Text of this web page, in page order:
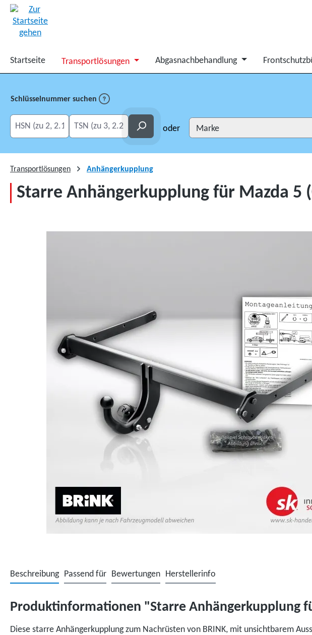
Startseite Transportlösungen Abgasnachbehandlung
Schlüsselnummer suchen
HSN eingeben
TSN eingeben Suchen oder
Transportlösungen Anhängerkupplung
Starre Anhängerkupplung für Mazda 5
Beschreibung Passend für Bewertungen Herstellerinfo
Produktinformationen "Starre Anhängerkupplung
Diese starre Anhängerkupplung zum Nachrüsten von BRINK, mit unsichtbarem